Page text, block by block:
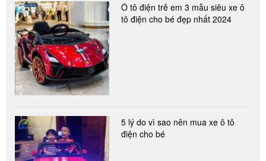
Ô tô điện trẻ em 3 mẫu siêu xe ô
tô điện cho bé đẹp nhất 2024
5 lý do vì sao nên mua xe ô tô
điện cho bé